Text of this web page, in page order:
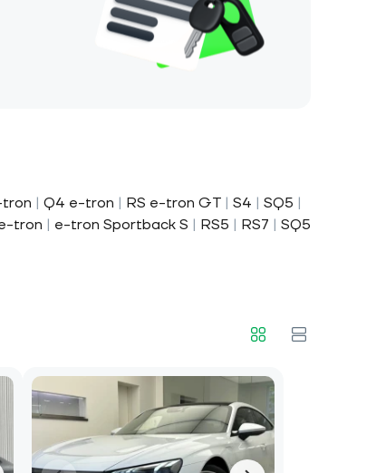
| Q4 e-tron | RS e-tron GT | S4 | SQ5 |
tron | e-tron Sportback S | RS5 | RS7 | SQ5